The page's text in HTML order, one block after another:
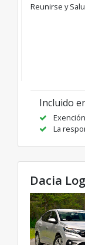
Reunirse y
Incluido
La
Dacia